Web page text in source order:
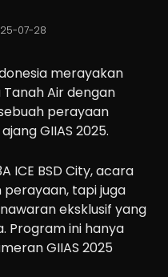
07-28
merayakan
Air dengan
perayaan
GIIAS 2025.
ICE BSD City, acara
tapi juga
eksklusif yang
Program ini hanya
GIIAS 2025